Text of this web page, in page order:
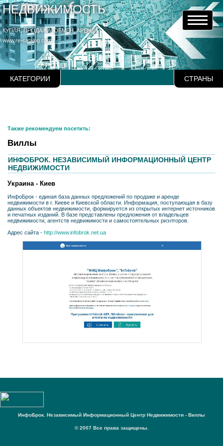
НЕДВИЖИМОСТЬ
КУПЛЯ, ПРОДАЖА, ОБМЕН, АРЕНДА
www.re-catalog.com
КАТЕГОРИИ СТРАНЫ
Также рекомендуем посетить:
Виллы
ИНФОБРОК. НЕЗАВИСИМЫЙ ИНФОРМАЦИОННЫЙ ЦЕНТР
НЕДВИЖИМОСТИ
Украина - Киев
ИнфоБрок - единая база данных предложений по продаже и аренде
недвижимости в г. Киеве и Киевской области. Информация, поступающая в базу
данных объектов недвижимости, формируется из открытых интернет источников
и печатных изданий. В базе представлены предложения от владельцев
недвижимости, агентств недвижимости и самостоятельных риэлторов.
Адрес сайта - http://www.infobrok.net.ua
ИнфоБрок. Независимый Информационный Центр Недвижимости - Виллы
© 2007 Все права защищены.